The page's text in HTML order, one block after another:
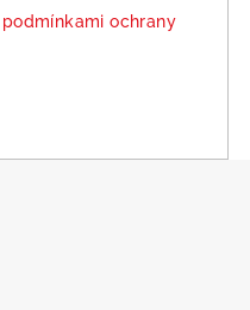
podmínkami ochrany